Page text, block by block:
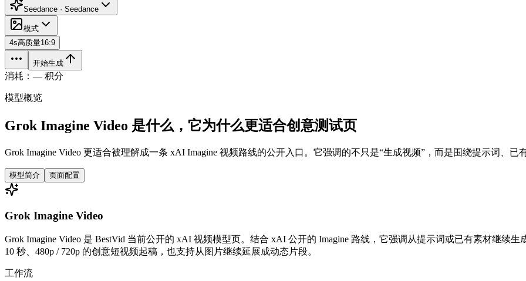
Seedance · Seedance
模式
4s高质量16:9
开始生成
消耗：— 积分
模型概览
Grok Imagine Video 是什么，它为什么更适合创意测试页
Grok Imagine Video 更适合被理解成一条 xAI Imagine 视频路线的公开入口。它强调的不只是“生成视频”，而是围绕提示词、已
模型简介 页面配置
Grok Imagine Video
Grok Imagine Video 是 BestVid 当前公开的 xAI 视频模型页。结合 xAI 公开的 Imagine 路线，它强调从提示词或已有素材继续
10 秒、480p / 720p 的创意短视频起稿，也支持从图片继续延展成动态片段。
工作流